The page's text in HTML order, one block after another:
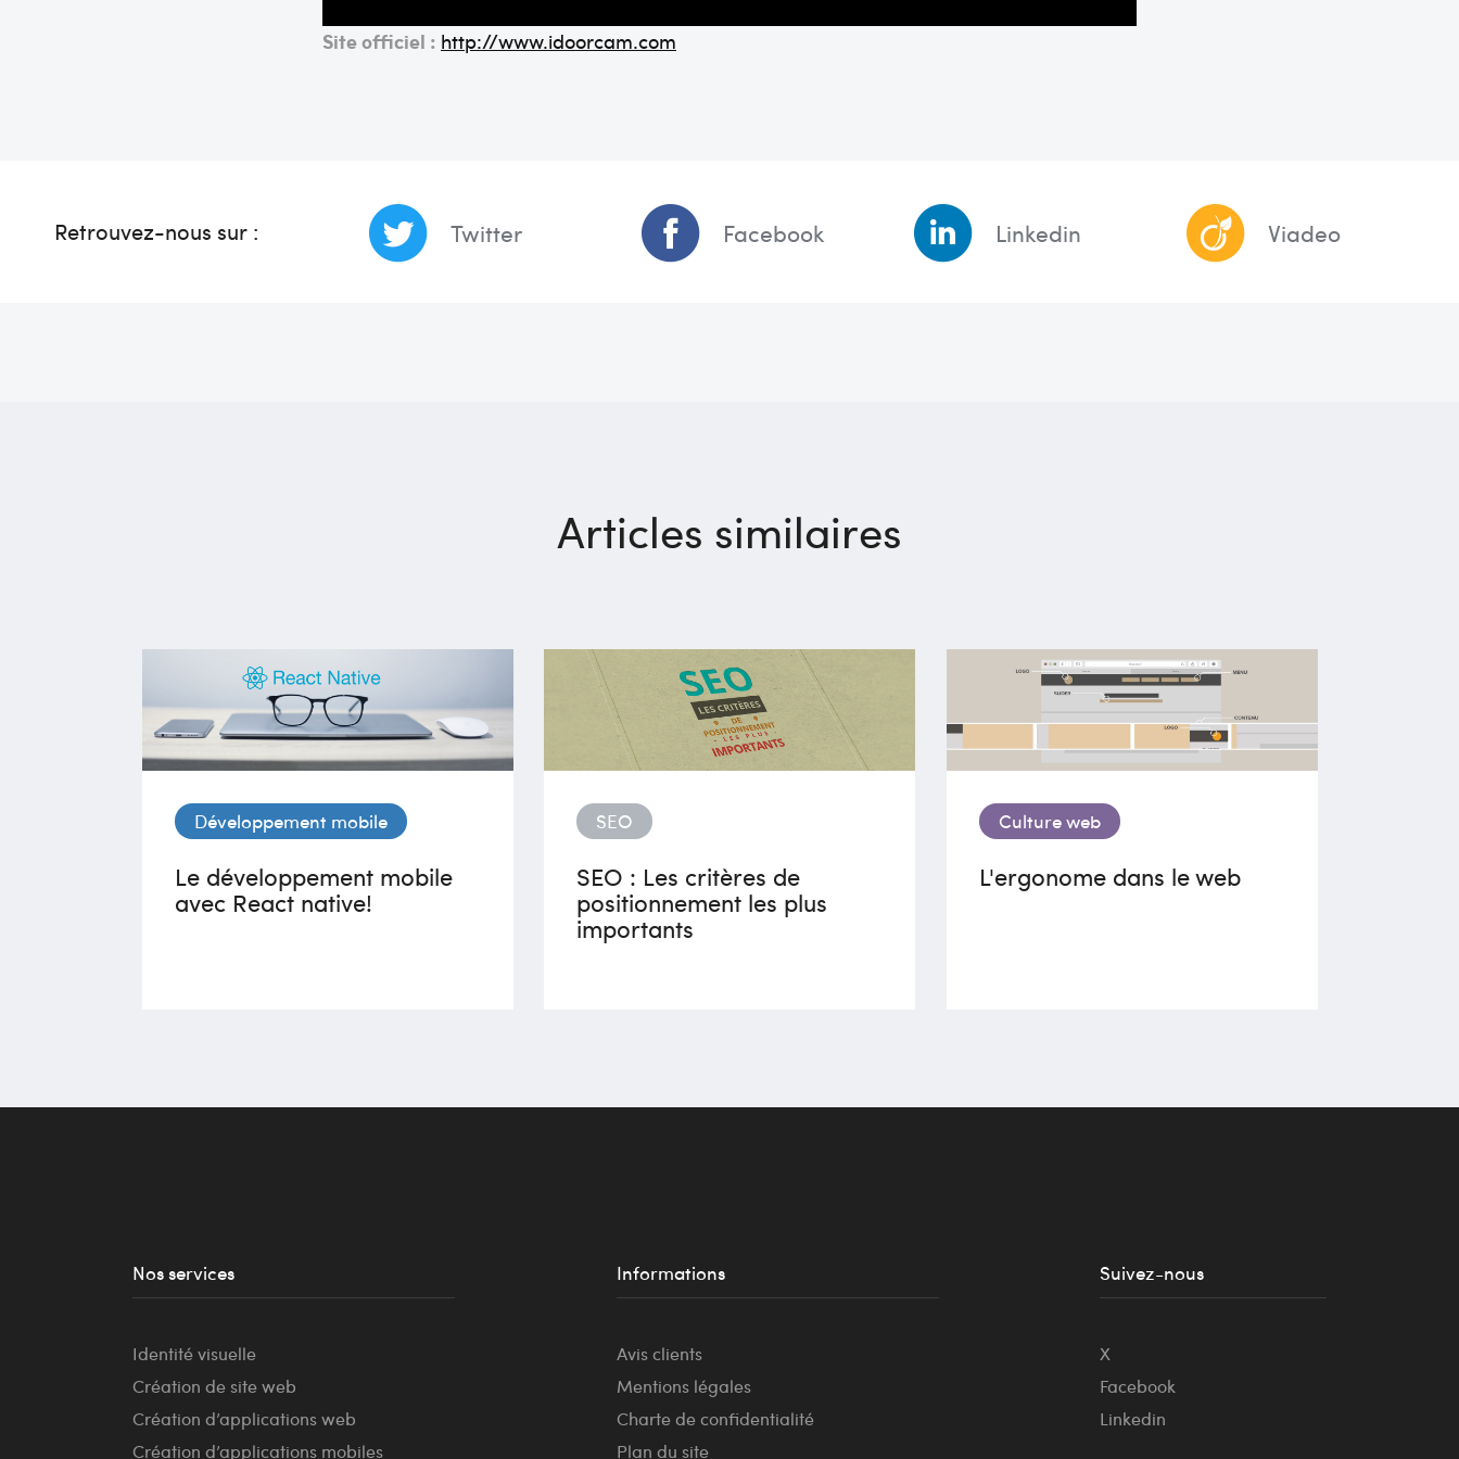
Site officiel : http://www.idoorcam.com
Retrouvez-nous sur : Twitter Facebook Linkedin Viadeo
Articles similaires
Développement mobile
Le développement mobile
avec React native!
SEO
SEO : Les critères de
positionnement les plus
importants
Culture web
L'ergonome dans le web
Nos services
Identité visuelle
Création de site web
Création d’applications web
Création d’applications mobiles
Informations
Avis clients
Mentions légales
Charte de confidentialité
Plan du site
Suivez-nous
X
Facebook
Linkedin